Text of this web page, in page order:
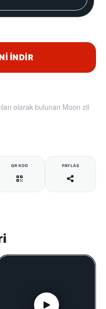
olarak bulunan Moon zil
QR KOD PAYLAŞ
İNDIR